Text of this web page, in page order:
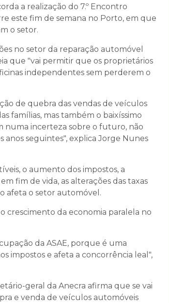
a realização do 7.º Encontro
este fim de semana no Porto, em que
o setor.
no setor da reparação automóvel
que "vai permitir que os proprietários
independentes sem perderem o
de quebra das vendas de veículos
famílias, mas também o baixíssimo
numa incerteza sobre o futuro, não
anos seguintes", explica Jorge Nunes
o aumento dos impostos, a
fim de vida, as alterações das taxas
afeta o setor automóvel.
crescimento da economia paralela no
da ASAE, porque é uma
impostos e afeta a concorrência leal",
geral da Anecra afirma que se vai
e venda de veículos automóveis